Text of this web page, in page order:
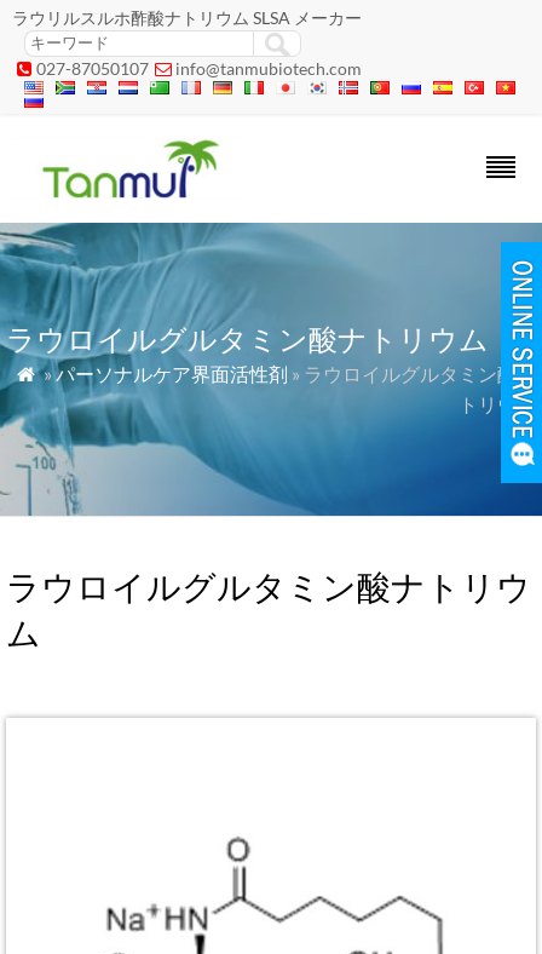
ラウリルスルホ酢酸ナトリウム SLSA メーカー
 027-87050107  info@tanmubiotech.com
ラウロイルグルタミン酸ナトリウム
 »パーソナルケア界面活性剤 » ラウロイルグルタミン酸ナ
トリウム
ラウロイルグルタミン酸ナトリウ
ム